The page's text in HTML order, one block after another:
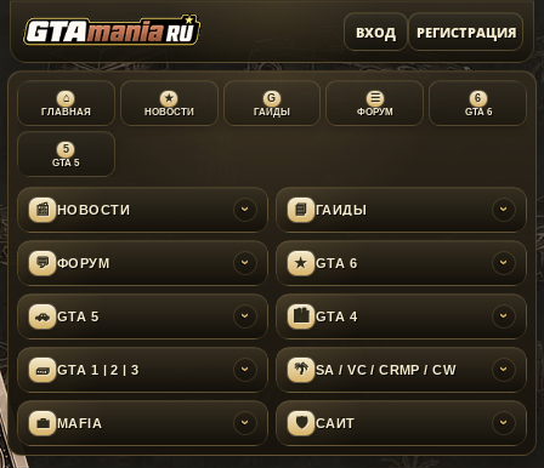
ВХОД РЕГИСТРАЦИЯ
⌂
ГЛАВНАЯ
★
НОВОСТИ
G
ГАЙДЫ
☰
ФОРУМ
6
GTA 6
5
GTA 5
📰 НОВОСТИ › 📘 ГАЙДЫ ›
💬 ФОРУМ › ★ GTA 6 ›
🚗 GTA 5 › 🏙 GTA 4 ›
🧱 GTA 1 | 2 | 3 › 🌴 SA / VC / CRMP / CW ›
💼 MAFIA › 🛡 САЙТ ›